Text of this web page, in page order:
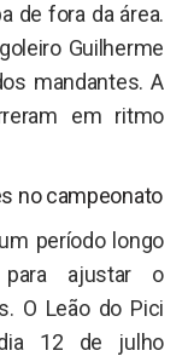
de fora da área.
Guilherme
mandantes. A
em ritmo
no campeonato
período longo
ajustar o
O Leão do Pici
12 de julho